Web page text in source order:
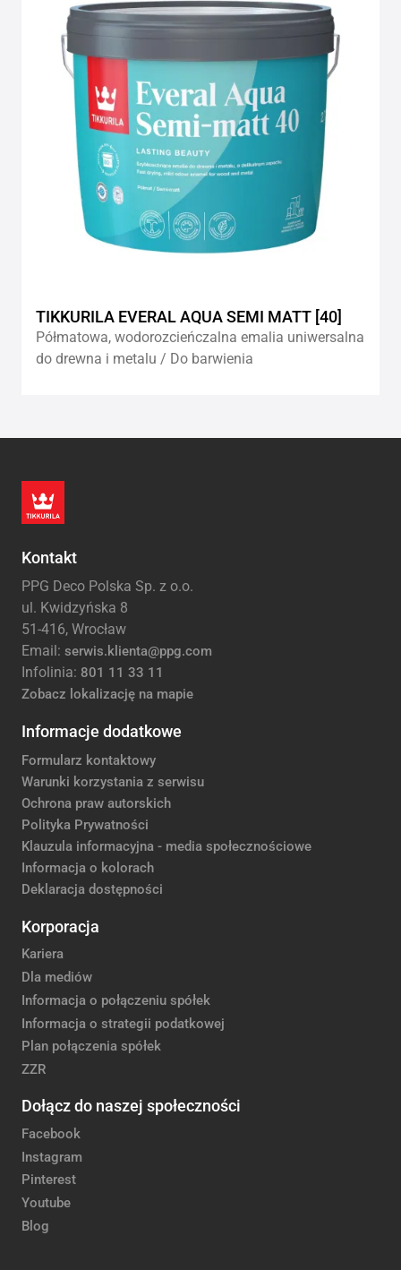
TIKKURILA EVERAL AQUA SEMI MATT [40]
Półmatowa, wodorozcieńczalna emalia uniwersalna
do drewna i metalu / Do barwienia
Kontakt
PPG Deco Polska Sp. z o.o.
ul. Kwidzyńska 8
51-416, Wrocław
Email: serwis.klienta@ppg.com
Infolinia: 801 11 33 11
Zobacz lokalizację na mapie
Informacje dodatkowe
Formularz kontaktowy
Warunki korzystania z serwisu
Ochrona praw autorskich
Polityka Prywatności
Klauzula informacyjna - media społecznościowe
Informacja o kolorach
Deklaracja dostępności
Korporacja
Kariera
Dla mediów
Informacja o połączeniu spółek
Informacja o strategii podatkowej
Plan połączenia spółek
ZZR
Dołącz do naszej społeczności
Facebook
Instagram
Pinterest
Youtube
Blog